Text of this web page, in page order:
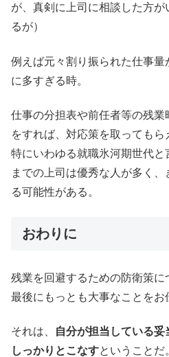
が、真剣に上司に相談した方が
るが）
例えば元々割り振られた仕事
に多すぎる時。
仕事の分担表や前任者等の残
をすれば、対応策を取ってもら
特にいわゆる就職氷河期世代
までの上司は優秀な人が多く、
る可能性がある。
おわりに
残業を回避するための防衛策に
最後にもっとも大事なことをお
それは、
自分が担当している
しっかりとこなすということだ